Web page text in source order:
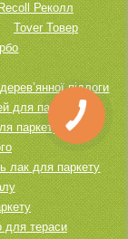
Реколл
Tover Товер
підлоги
для паркету
паркету
лак для паркету
для тераси